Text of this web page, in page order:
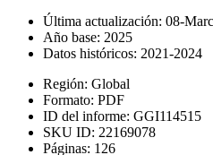
Última actualización: 08-
Año base: 2025
Datos históricos: 2021-2024
Región: Global
Formato: PDF
ID del informe: GGI114515
SKU ID: 22169078
Páginas: 126